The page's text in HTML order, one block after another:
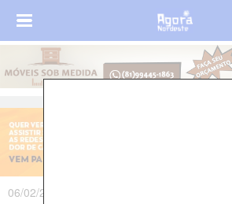
06/02/2024 às 04h36m - Atualizado em 06/